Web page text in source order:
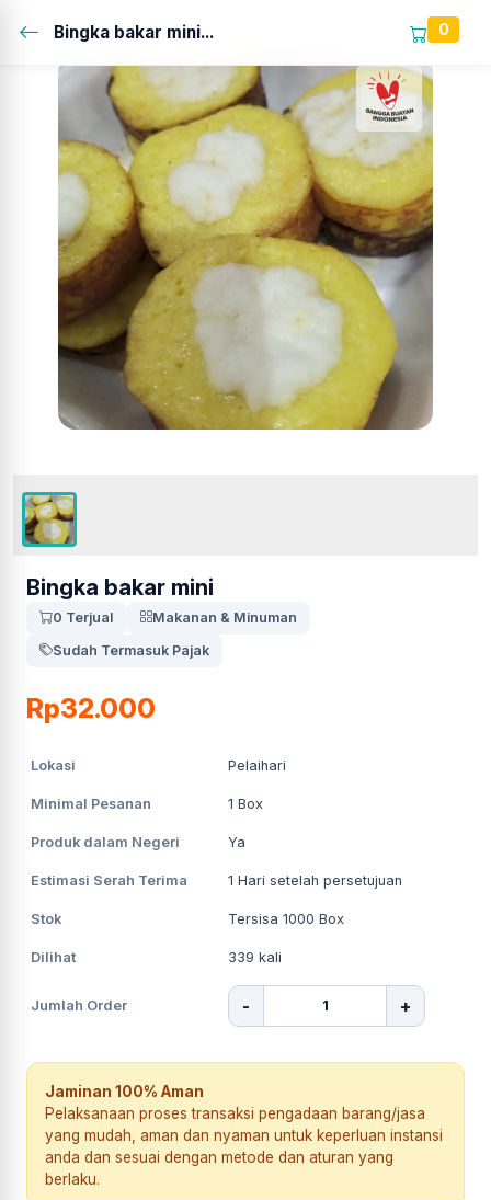
Bingka bakar mini... 0
Bingka bakar mini
0 Terjual
Makanan & Minuman
Sudah Termasuk Pajak
Rp32.000
Lokasi Pelaihari
Minimal Pesanan 1 Box
Produk dalam Negeri Ya
Estimasi Serah Terima 1 Hari setelah persetujuan
Stok Tersisa 1000 Box
Dilihat 339 kali
Jumlah Order - +
Jaminan 100% Aman
Pelaksanaan proses transaksi pengadaan barang/jasa
yang mudah, aman dan nyaman untuk keperluan instansi
anda dan sesuai dengan metode dan aturan yang
berlaku.